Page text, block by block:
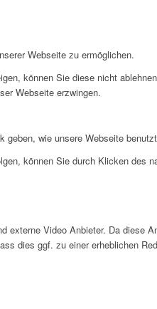
Webseite zu ermöglichen.
können Sie diese nicht
Webseite erzwingen.
wie unsere Webseite
können Sie durch Klicken des
Video Anbieter. Da
dies ggf. zu einer erheblichen